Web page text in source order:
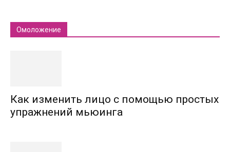
Омоложение
Как изменить лицо с помощью простых
упражнений мьюинга